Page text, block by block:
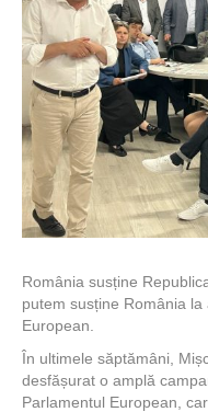
România susține
putem susține România
European.
În ultimele săptămâni,
desfășurat o amplă
Parlamentul European,